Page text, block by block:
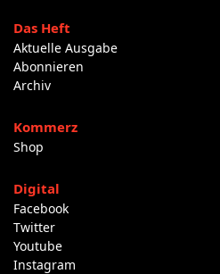
Das Heft
Aktuelle Ausgabe
Abonnieren
Archiv
Kommerz
Shop
Digital
Facebook
Twitter
Youtube
Instagram